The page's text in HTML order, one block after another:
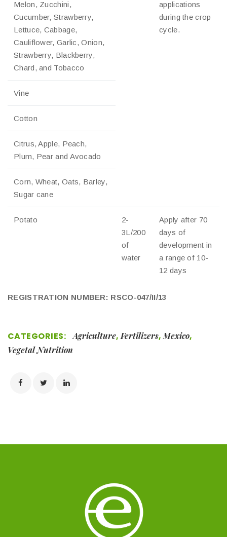
Melon, Zucchini,
Cucumber, Strawberry,
Lettuce, Cabbage,
Cauliflower, Garlic, Onion,
Strawberry, Blackberry,
Chard, and Tobacco
applications
during the crop
cycle.
Vine
Cotton
Citrus, Apple, Peach,
Plum, Pear and Avocado
Corn, Wheat, Oats, Barley,
Sugar cane
Potato
2-
3L/200
of
water
Apply after 70
days of
development in
a range of 10-
12 days
REGISTRATION NUMBER: RSCO-047/II/13
CATEGORIES: Agriculture,Fertilizers,Mexico,
Vegetal Nutrition